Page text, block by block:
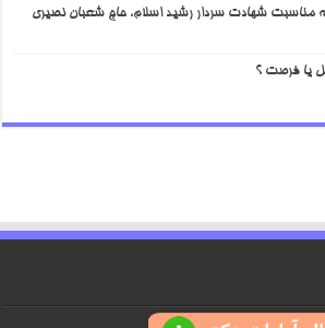
مناسبت شهادت سردار رشید اسلام، حاج شعبان نصیری
یا فرصت ؟